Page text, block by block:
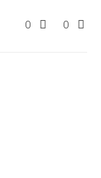
0 0